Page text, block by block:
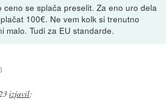
ceno se splača preselit. Za eno uro dela
100€. Ne vem kolk si trenutno
malo. Tudi za EU standarde.
izjavil: